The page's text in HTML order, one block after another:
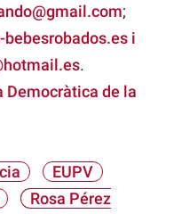
;
i
.
Democràtica de la
EUPV
Rosa Pérez